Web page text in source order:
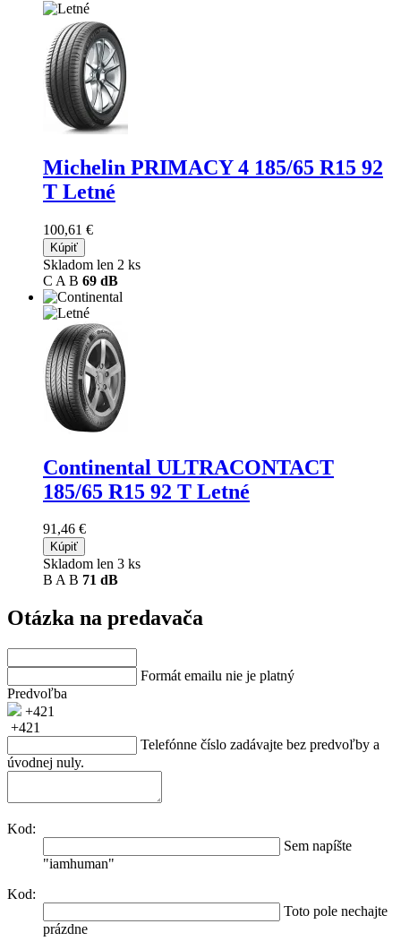
Michelin PRIMACY 4 185/65 R15 92
T Letné
100,61 €
Kúpiť
Skladom len 2 ks
C A B 69 dB
Continental ULTRACONTACT
185/65 R15 92 T Letné
91,46 €
Kúpiť
Skladom len 3 ks
B A B 71 dB
Otázka na predavača
Formát emailu nie je platný
Predvoľba
+421
+421
Telefónne číslo zadávajte bez predvoľby a
úvodnej nuly.
Kod:
Sem napíšte
"iamhuman"
Kod:
Toto pole nechajte
prázdne